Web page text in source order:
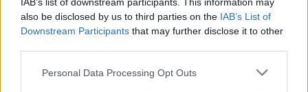
also be disclosed by us to third parties on the IAB’s List of
Downstream Participants that may further disclose it to other
Personal Data Processing Opt Outs